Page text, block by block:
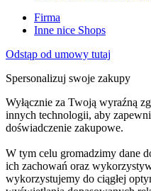
Firma
Inne nice Shops
Odstąp od umowy tutaj
Spersonalizuj swoje zakupy
Wyłącznie za Twoją wyraźną
innych technologii, aby
doświadczenie zakupowe.
W tym celu gromadzimy dane
ich zachowań oraz
wykorzystujemy do ciągłej